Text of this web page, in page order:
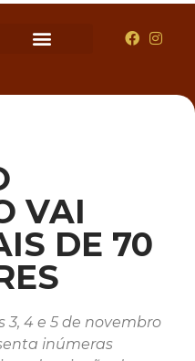
VAI
DE 70
3, 4 e 5 de novembro
inúmeras